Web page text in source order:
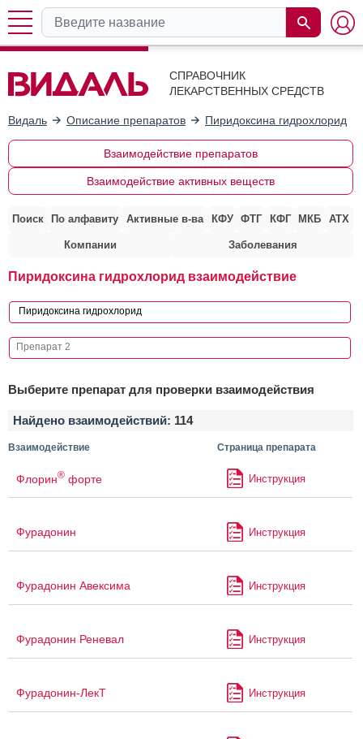
СПРАВОЧНИК
ЛЕКАРСТВЕННЫХ СРЕДСТВ
Видаль Описание препаратов Пиридоксина гидрохлорид
Взаимодействие препаратов
Взаимодействие активных веществ
Поиск По алфавиту Активные в-ва КФУ ФТГ КФГ МКБ АТХ
Компании Заболевания
Пиридоксина гидрохлорид взаимодействие
Выберите препарат для проверки взаимодействия
Найдено взаимодействий: 114
Взаимодействие Страница препарата
Флорин® форте Инструкция
Фурадонин Инструкция
Фурадонин Авексима Инструкция
Фурадонин Реневал Инструкция
Фурадонин-ЛекТ Инструкция